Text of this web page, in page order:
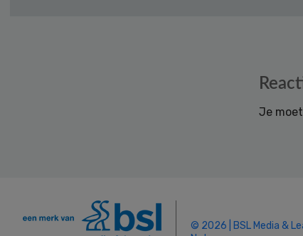
Je moet
© 2026 | BSL Media &